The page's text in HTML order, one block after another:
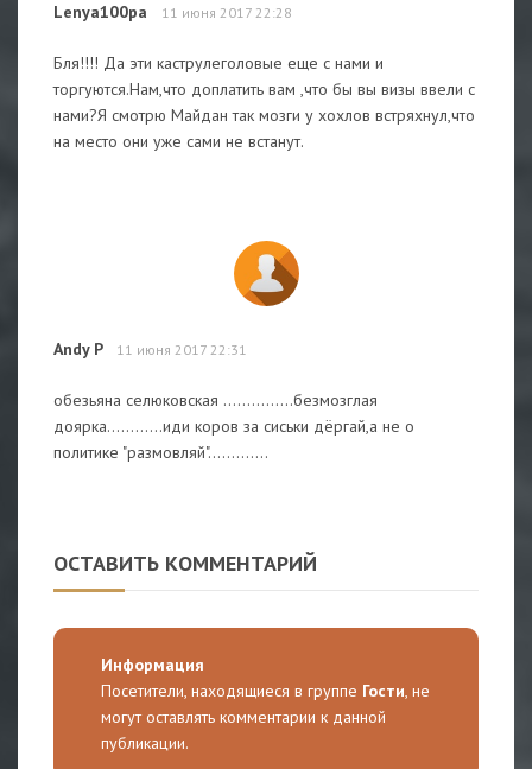
Lenya100pa 11 июня 2017 22:28
Бля!!!! Да эти каструлеголовые еще с нами и
торгуются.Нам,что доплатить вам ,что бы вы визы ввели с
нами?Я смотрю Майдан так мозги у хохлов встряхнул,что
на место они уже сами не встанут.
Andy P 11 июня 2017 22:31
обезьяна селюковская ...............безмозглая
доярка............иди коров за сиськи дёргай,а не о
политике "размовляй".............
ОСТАВИТЬ КОММЕНТАРИЙ
Информация
Посетители, находящиеся в группе Гости, не
могут оставлять комментарии к данной
публикации.